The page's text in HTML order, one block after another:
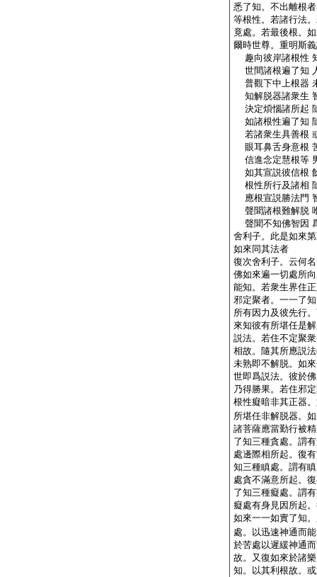
悉了知。不出離根
等根性。若諸行法
竟處。若最後根。
爾時世尊。重明斯
趣向彼岸諸根性
世間諸根遍了知
普觀下中上根器
知解脱器諸衆生
決定煩惱諸所起
如諸根性遍了知
若諸衆生具善根
眼耳鼻舌身意根
信進念定慧根等
如其宣説彼信根
根性所行及諸相
應根宣説勝法門
聲聞諸根難解脱
聲聞不知佛智因
舍利子。此是如來
如來同其法者
復次舍利子。云何
佛如來遍一切處所
能知。若衆生界住
邪定聚者。一一了
所有因力及彼先行
來知彼有所堪任是
説法。若住不定聚
相故。隨其所應説
未熟即不解脱。如
世即爲説法。彼於
乃得勝果。若住邪
根性癡暗非其正器
所堪任非解脱器。
諸菩薩應當勤行被
了知三種貪處。謂
處邊際相所起。復
知三種瞋處。謂有
處貪不滿意所起。
了知三種癡處。謂
癡處有身見因所起
如來一一如實了知
處。以迅速神通而
於苦處以遲緩神通
故。又復如來於諸
知。以其利根故。